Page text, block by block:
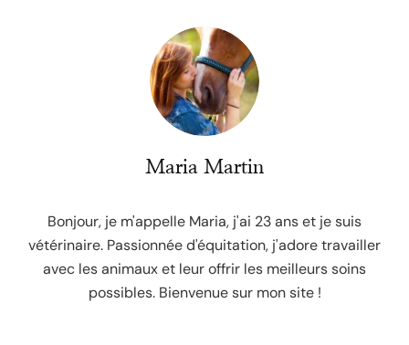
Maria Martin
Bonjour, je m'appelle Maria, j'ai 23 ans et je suis
vétérinaire. Passionnée d'équitation, j'adore travailler
avec les animaux et leur offrir les meilleurs soins
possibles. Bienvenue sur mon site !